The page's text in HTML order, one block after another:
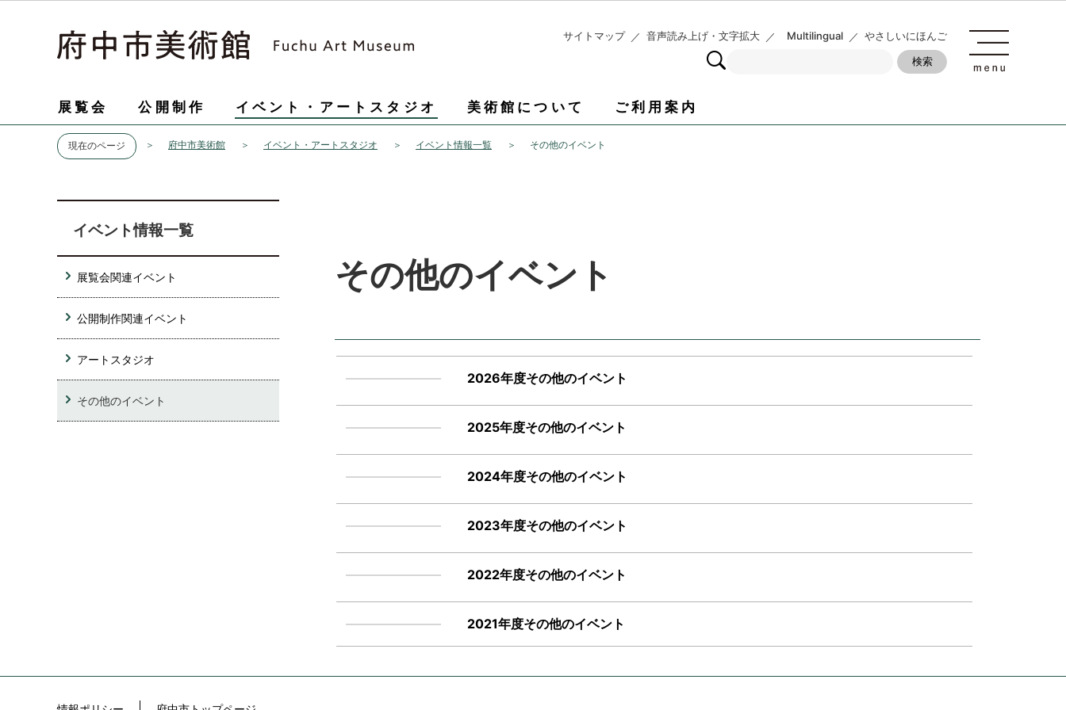
サイトマップ 音声読み上げ・文字拡大 Multilingual やさしいにほんご
展覧会 公開制作 イベント・アートスタジオ 美術館について ご利用案内
現在のページ 府中市美術館 イベント・アートスタジオ イベント情報一覧 その他のイベント
イベント情報一覧
展覧会関連イベント
公開制作関連イベント
アートスタジオ
その他のイベント
その他のイベント
2026年度その他のイベント
2025年度その他のイベント
2024年度その他のイベント
2023年度その他のイベント
2022年度その他のイベント
2021年度その他のイベント